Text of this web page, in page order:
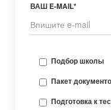
ВАШ E-MAIL*
Подбор школы
Пакет
Подготовка к